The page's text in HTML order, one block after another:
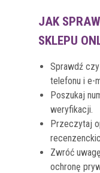
JAK
SKLEPU
Sprawdź
telefonu i e-
Poszukaj
weryfikacji.
Przeczytaj
Zwróć
ochronę